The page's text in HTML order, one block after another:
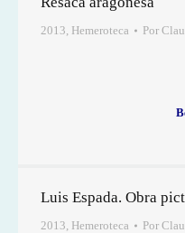
2013, Hemeroteca Por
Luis Espada. Obra
2013, Hemeroteca Por